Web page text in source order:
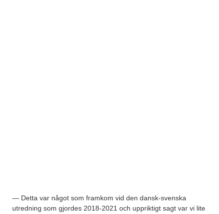
— Detta var något som framkom vid den dansk-svenska
utredning som gjordes 2018-2021 och uppriktigt sagt var vi lite